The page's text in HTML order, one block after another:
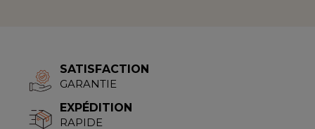
SATISFACTION
GARANTIE
EXPÉDITION
RAPIDE